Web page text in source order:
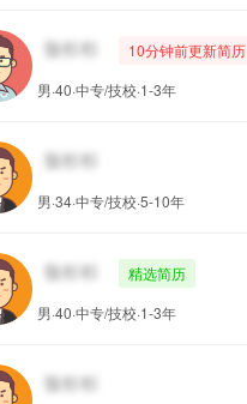
10分钟前更新简历
男·40·中专/技校·1-3年
男·34·中专/技校·5-10年
精选简历
男·40·中专/技校·1-3年